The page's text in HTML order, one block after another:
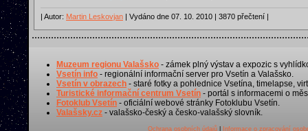
| Autor: Martin Leskovjan | Vydáno dne 07. 10. 2010 | 3870 přečtení |
Muzeum regionu Valašsko - zámek plný výstav a expozic s
Vsetín info - regionální informační server pro Vsetín a Valašsko.
Vsetín v obrazech - staré fotky a pohlednice Vsetína, timelapse,
Turistické informační centrum Vsetín - portál s informacemi o
Fotoklub Vsetín - oficiální webové stránky Fotoklubu Vsetín.
Valašsky.cz - valašsko-český a česko-valašský slovník.
Ochrana osobních údajů| Informace o zpracování